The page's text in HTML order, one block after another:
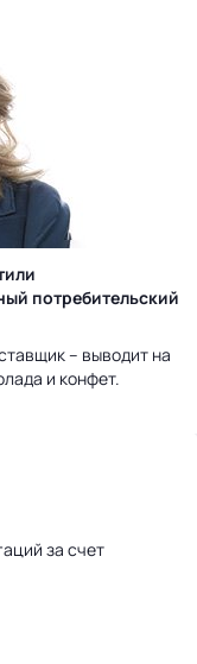
потребительский
– выводит на
и конфет.
за счет